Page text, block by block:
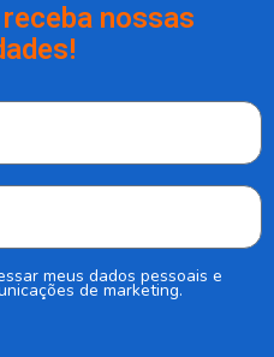
nossas
meus dados pessoais e
de marketing.